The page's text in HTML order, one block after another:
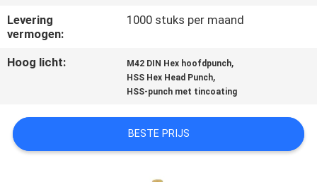
VERZOEK
CITAAT
SITEMAP
Levering
vermogen:
1000 stuks per maand
Hoog licht: M42 DIN Hex hoofdpunch,
HSS Hex Head Punch,
HSS-punch met tincoating
BESTE PRIJS